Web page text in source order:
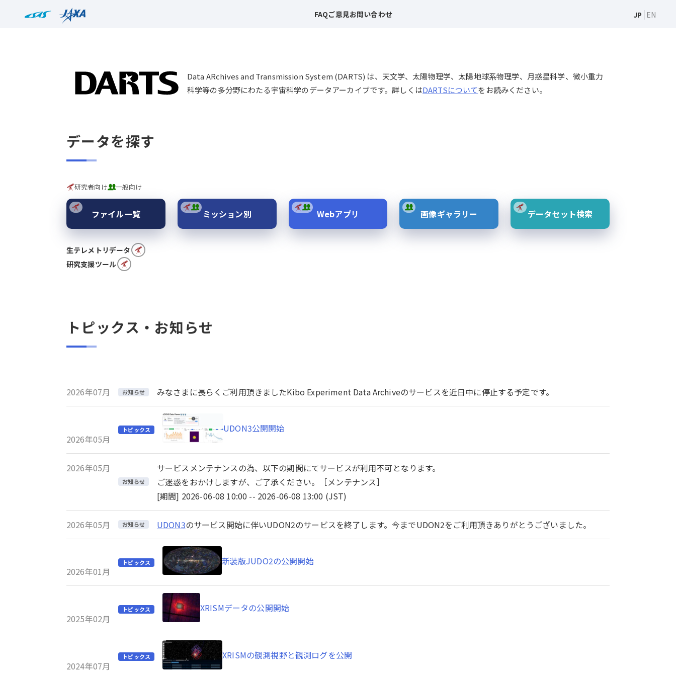
FAQご意見お問い合わせ JP EN
Data ARchives and Transmission System (DARTS) は、天文学、太陽物理学、太陽地球系物理学、月惑星科学、微小重力
科学等の多分野にわたる宇宙科学のデータアーカイブです。詳しくはDARTSについてをお読みください。
データを探す
研究者向け 一般向け
ファイル一覧 ミッション別 Webアプリ 画像ギャラリー データセット検索
生テレメトリデータ
研究支援ツール
トピックス・お知らせ
2026年07月 お知らせ みなさまに長らくご利用頂きましたKibo Experiment Data Archiveのサービスを近日中に停止する予定です。
2026年05月
トピックス UDON3公開開始
2026年05月
お知らせ
サービスメンテナンスの為、以下の期間にてサービスが利用不可となります。
ご迷惑をおかけしますが、ご了承ください。［メンテナンス］
[期間] 2026-06-08 10:00 -- 2026-06-08 13:00 (JST)
2026年05月 お知らせ UDON3のサービス開始に伴いUDON2のサービスを終了します。今までUDON2をご利用頂きありがとうございました。
2026年01月
トピックス 新装版JUDO2の公開開始
2025年02月
トピックス XRISMデータの公開開始
2024年07月
トピックス XRISMの観測視野と観測ログを公開